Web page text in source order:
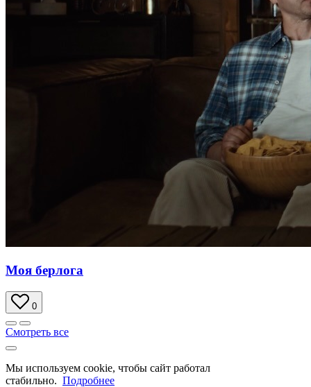
Моя берлога
0
Смотреть все
Мы используем cookie, чтобы сайт работал
стабильно. Подробнее